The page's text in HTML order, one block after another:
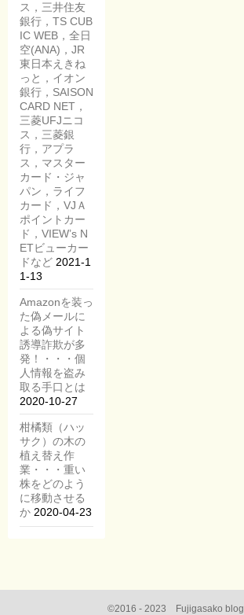
ス，三井住友
銀行，TS CUB
IC WEB，全日
空(ANA)，JR
東日本えきね
っと，イオン
銀行，SAISON
CARD NET，
三菱UFJニコ
ス，三菱銀
行，アプラ
ス，マスター
カード・ジャ
パン，ライフ
カード，VJＡ
ポイントカー
ド，VIEW’s N
ETビューカー
ドなど 2021-1
1-13
Amazonを装っ
た偽メールに
よる偽サイト
誘導詐欺が多
発！・・・個
人情報を盗み
取る手口とは
2020-10-27
柑橘類（ハッ
サク）の木の
植え替え作
業・・・重い
株をどのよう
に移動させる
か 2020-04-23
©2016 - 2023 Fujigasako blog